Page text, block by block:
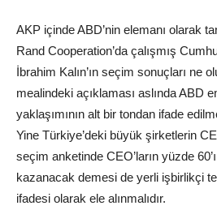
AKP içinde ABD’nin elemanı olarak
Rand Cooperation’da çalışmış
İbrahim Kalın’ın seçim sonuçları ne
mealindeki açıklaması aslında ABD
yaklaşımının alt bir tondan ifade
Yine Türkiye’deki büyük şirketlerin
seçim anketinde CEO’ların yüzde
kazanacak demesi de yerli işbirlikçi
ifadesi olarak ele alınmalıdır.